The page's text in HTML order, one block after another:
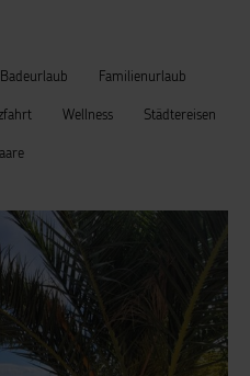
Badeurlaub Familienurlaub
Wellness Städtereisen